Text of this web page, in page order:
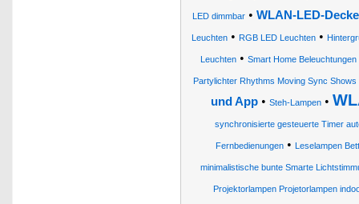
LED dimmbar• WLAN-LED-
Leuchten• RGB LED Leuchten•
Leuchten• Smart Home Beleuchtungen
Partylichter Rhythms Moving Sync
und App• Steh-Lampen•
synchronisierte gesteuerte Timer
Fernbedienungen • Leselampen Bett
minimalistische bunte Smarte
Projektorlampen Projetorlampen